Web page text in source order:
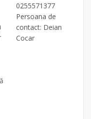
0255571377
Persoana de
contact: Deian
Cocar